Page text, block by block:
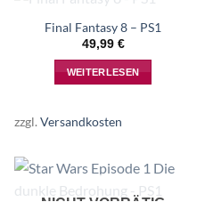
NICHT VORRÄTIG
Final Fantasy 8 – PS1
49,99 €
WEITERLESEN
zzgl. Versandkosten